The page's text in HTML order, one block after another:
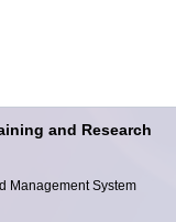
and Research
Management System